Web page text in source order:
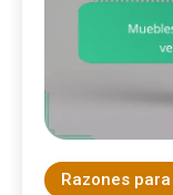
Razones